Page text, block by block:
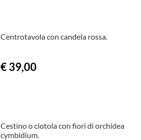
Centrotavola con candela rossa.
€ 39,00
Cestino o ciotola con fiori di orchidea
cymbidium.